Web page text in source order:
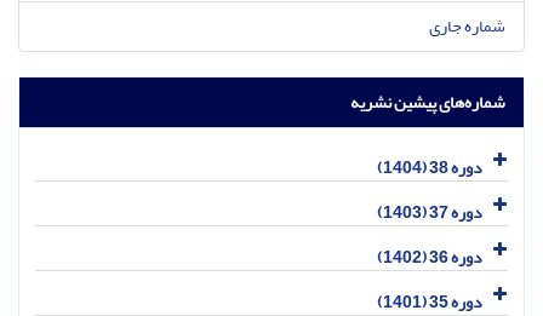
شماره جاری
شماره‌های پیشین نشریه
دوره 38 (1404)
دوره 37 (1403)
دوره 36 (1402)
دوره 35 (1401)